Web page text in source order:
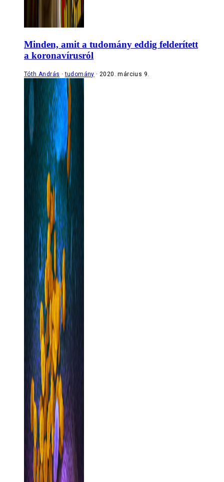
Minden, amit a tudomány eddig felderített
a koronavírusról
Tóth András tudomány 2020. március 9.